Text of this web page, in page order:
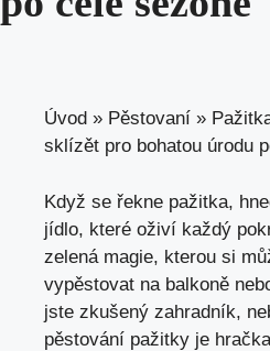
Úvod » Pěstovaní »
sklízět pro bohatou úrodu
Když se řekne pažitka,
jídlo, které oživí každý
zelená magie, kterou si
vypěstovat na balkoně
jste zkušený zahradník,
pěstování pažitky je